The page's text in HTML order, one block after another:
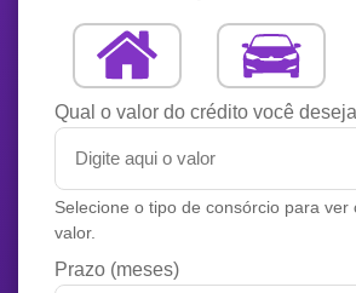
Qual o valor do crédito você
Selecione o tipo de consórcio para ver
valor.
Prazo (meses)